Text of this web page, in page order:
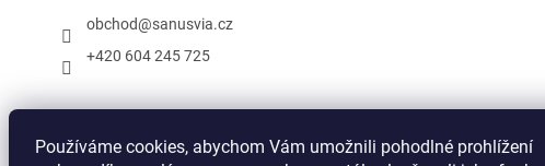
Používáme cookies, abychom Vám umožnili pohodlné prohlížení
obchod@sanusvia.cz
+420 604 245 725